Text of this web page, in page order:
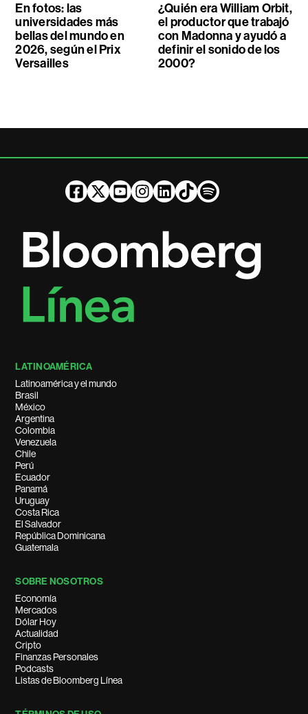
En fotos: las
universidades más
bellas del mundo en
2026, según el Prix
Versailles
¿Quién era William Orbit,
el productor que trabajó
con Madonna y ayudó a
definir el sonido de los
2000?
LATINOAMÉRICA
Latinoamérica y el mundo
Brasil
México
Argentina
Colombia
Venezuela
Chile
Perú
Ecuador
Panamá
Uruguay
Costa Rica
El Salvador
República Dominicana
Guatemala
SOBRE NOSOTROS
Economía
Mercados
Dólar Hoy
Actualidad
Cripto
Finanzas Personales
Podcasts
Listas de Bloomberg Línea